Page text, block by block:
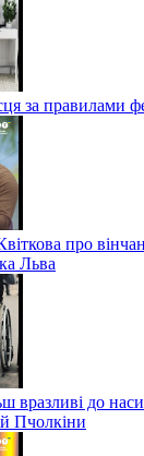
за правилами
про
Льва
вразливі до
Пчолкіни